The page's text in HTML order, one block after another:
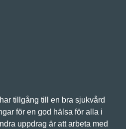
tillgång till en bra sjukvård
för en god hälsa för alla i
uppdrag är att arbeta med